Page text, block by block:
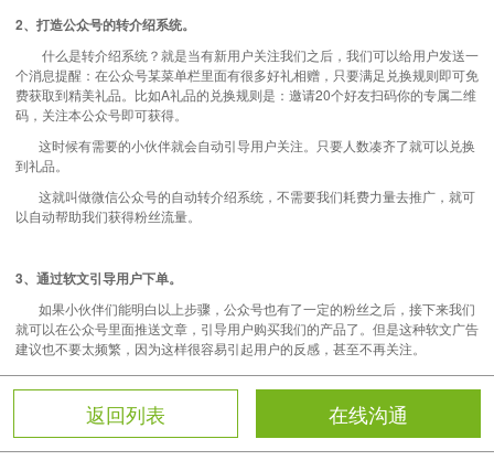
2、打造公众号的转介绍系统。
什么是转介绍系统？就是当有新用户关注我们之后，我们可以给用户发送一
个消息提醒：在公众号某菜单栏里面有很多好礼相赠，只要满足兑换规则即可免
费获取到精美礼品。比如A礼品的兑换规则是：邀请20个好友扫码你的专属二维
码，关注本公众号即可获得。
这时候有需要的小伙伴就会自动引导用户关注。只要人数凑齐了就可以兑换
到礼品。
这就叫做微信公众号的自动转介绍系统，不需要我们耗费力量去推广，就可
以自动帮助我们获得粉丝流量。
3、通过软文引导用户下单。
如果小伙伴们能明白以上步骤，公众号也有了一定的粉丝之后，接下来我们
就可以在公众号里面推送文章，引导用户购买我们的产品了。但是这种软文广告
建议也不要太频繁，因为这样很容易引起用户的反感，甚至不再关注。
返回列表 在线沟通